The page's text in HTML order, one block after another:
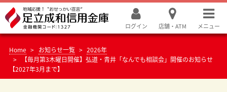
ログイン 店舗・ATM メニュー
Home お知らせ一覧
2026年
【毎月第3木曜日開催】弘道・青井「なんでも相談会」開催のお知らせ
【2027年3月まで】